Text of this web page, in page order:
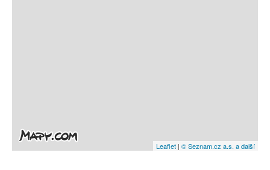
Leaflet | © Seznam.cz a.s. a další